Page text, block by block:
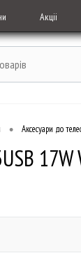
Акціі
• Аксесуари до
17W